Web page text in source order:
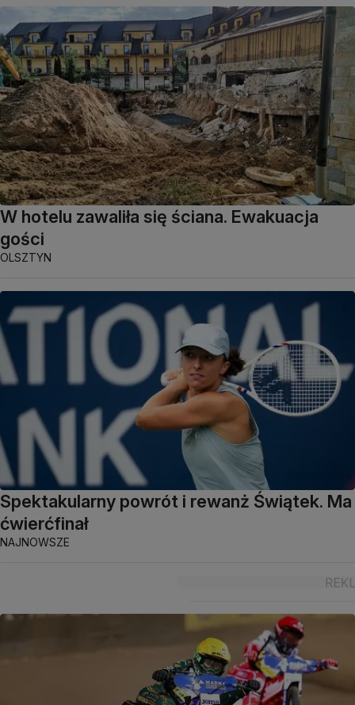
W hotelu zawaliła się ściana. Ewakuacja
gości
OLSZTYN
Spektakularny powrót i rewanż Świątek. Ma
ćwierćfinał
NAJNOWSZE